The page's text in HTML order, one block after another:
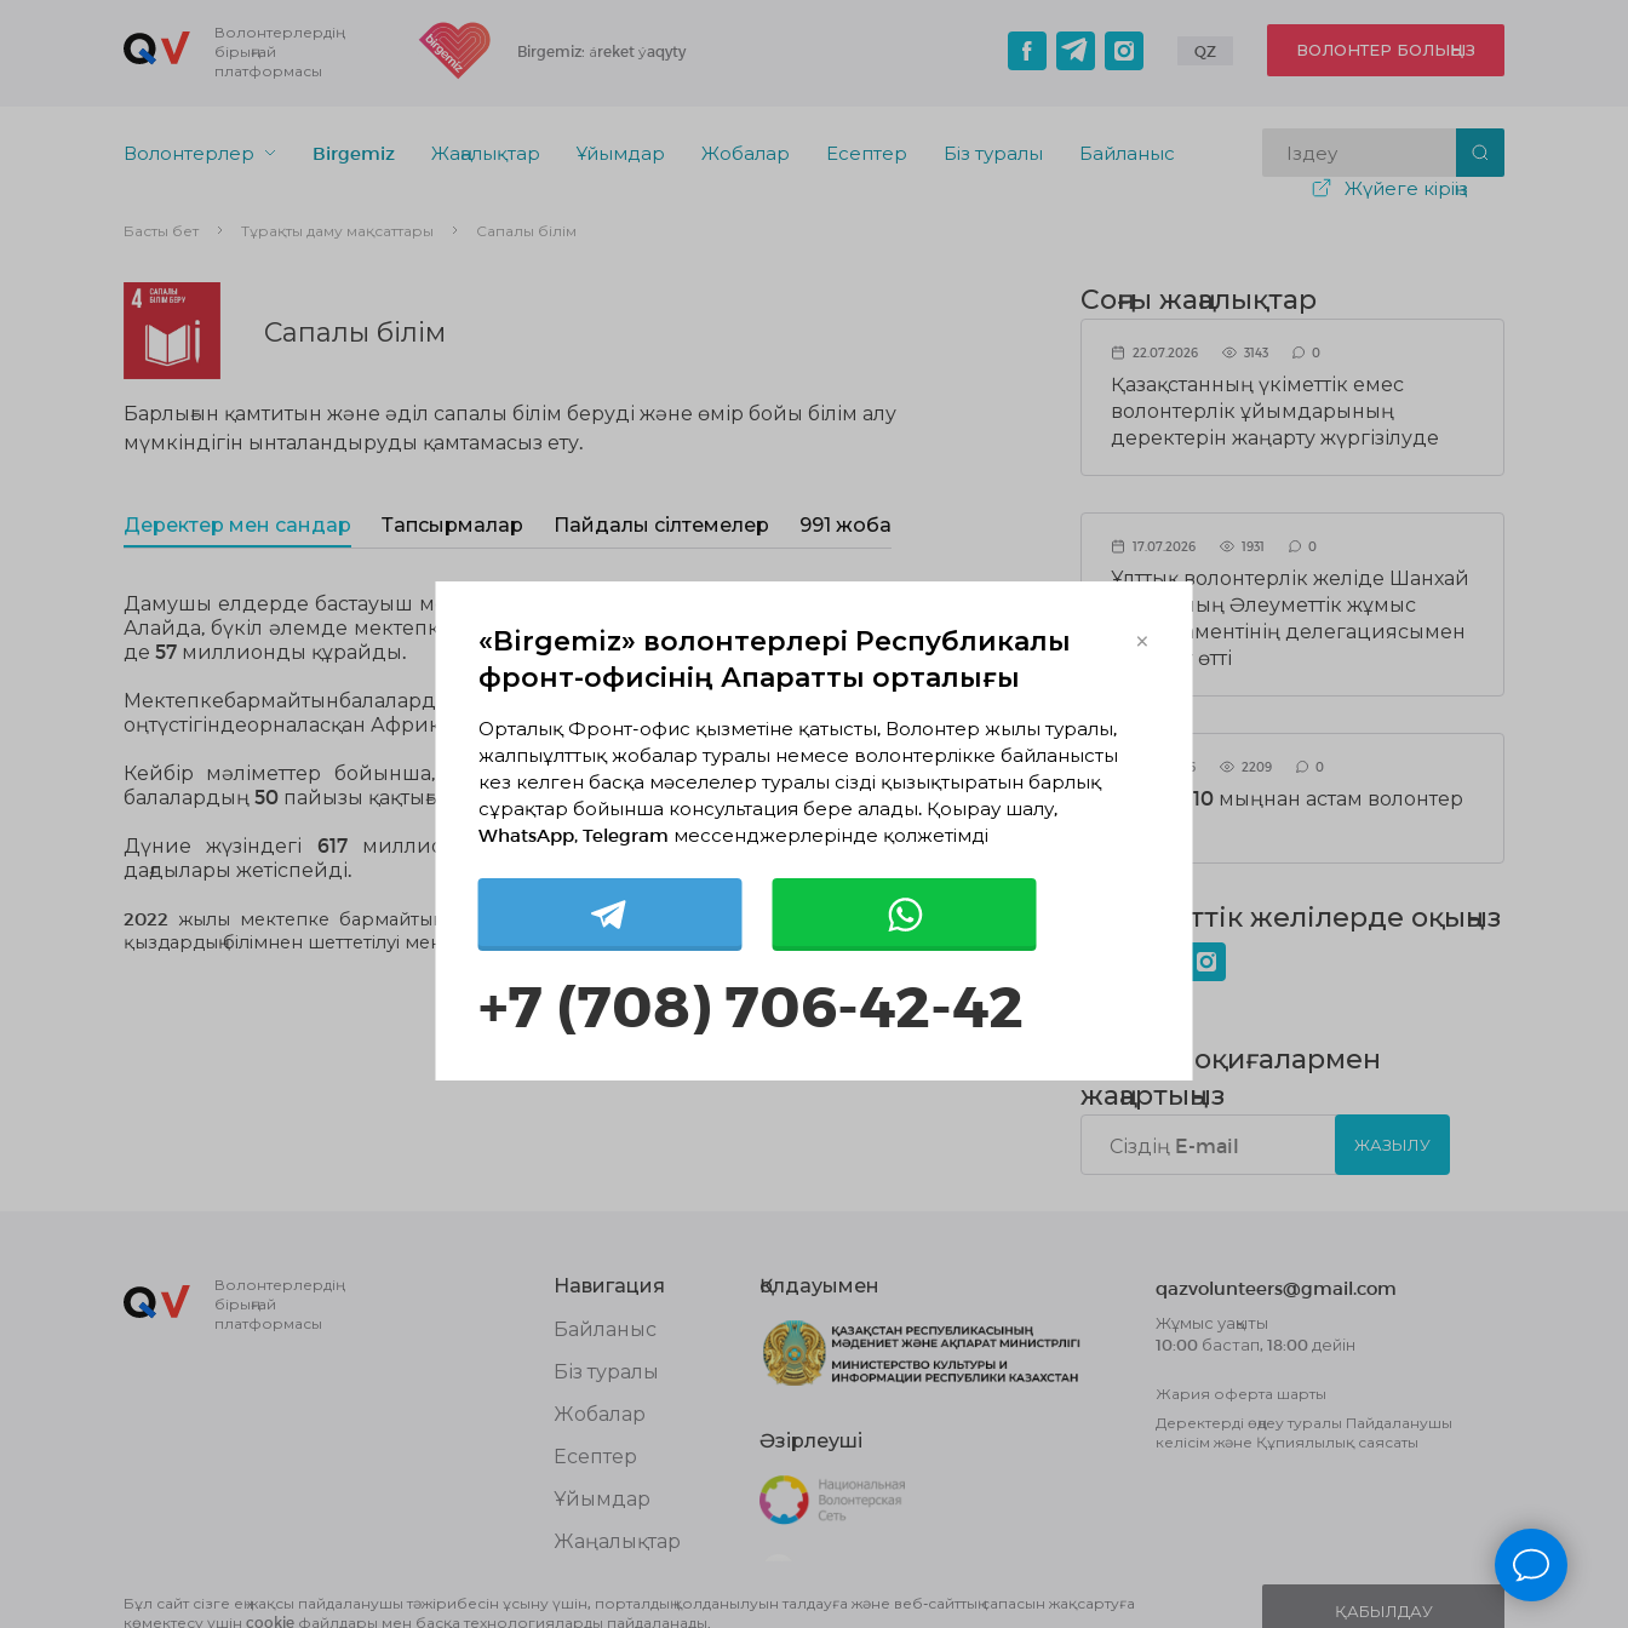
Волонтерлердің
бірыңғай
платформасы
Birgemiz: áreket ýaqyty QZ ВОЛОНТЕР БОЛЫҢЫЗ
Волонтерлер Birgemiz Жаңалықтар Ұйымдар Жобалар Есептер Біз туралы
Байланыс
Жүйеге кіріңіз
Басты бет Тұрақты даму мақсаттары Сапалы білім
Сапалы білім
Барлығын қамтитын және әділ сапалы білім беруді және өмір бойы білім алу
мүмкіндігін ынталандыруды қамтамасыз ету.
Деректер мен сандар Тапсырмалар Пайдалы сілтемелер 991 жоба
Дамушы елдерде бастауыш мектеппен қамтылған балалардың саны 91 пайызға жетті.
Алайда, бүкіл әлемде мектепке бармайтын мектеп жасындағы балалардың саны әлі
де 57 миллионды құрайды.
Мектепкебармайтынбалалардыңжартысынан көбі Сахараның
оңтүстігіндеорналасқан Африка елдеріндетұрады.
Кейбір мәліметтер бойынша, мектепке бармайтын бастауыш мектеп жасындағы
балалардың 50 пайызы қақтығыстар салдарынан зардап шеккен аудандарда тұрады.
Дүние жүзіндегі 617 миллион жастарға математика мен сауаттылықтың негізгі
дағдылары жетіспейді.
2022 жылы мектепке бармайтын балалардың саны 250 миллионға дейін өсті. Бұл көбіне
қыздардың білімнен шеттетілуі мен Ауғанстандағы дағдарысқа байланысты болды.
Соңғы жаңалықтар
22.07.2026 3143 0
Қазақстанның үкіметтік емес
волонтерлік ұйымдарының
деректерін жаңарту жүргізілуде
17.07.2026 1931 0
Ұлттық волонтерлік желіде Шанхай
қаласының Әлеуметтік жұмыс
департаментінің делегациясымен
кездесу өтті
15.07.2026 2209 0
СҚО-да 10 мыңнан астам волонтер
Әлеуметтік желілерде оқыңыз
Барлық оқиғалармен
жаңартыңыз
ЖАЗЫЛУ
Волонтерлердің
бірыңғай
платформасы
© Волонтерлердің біріңғай платформасы 2018-2026
Навигация
Байланыс
Біз туралы
Жобалар
Есептер
Ұйымдар
Жаңалықтар
Қолдауымен
Әзірлеуші
qazvolunteers@gmail.com
Жұмыс уақыты
10:00 бастап, 18:00 дейін
Жария оферта шарты
Деректерді өңдеу туралы Пайдаланушы
келісім және Құпиялылық саясаты
Бұл сайт сізге ең жақсы пайдаланушы тәжірибесін ұсыну үшін, порталдың қолданылуын талдауға және веб-сайттың сапасын жақсартуға
көмектесу үшін cookie файлдары мен басқа технологияларды пайдаланады.
ҚАБЫЛДАУ
«Birgemiz» волонтерлері Республикалық
фронт-офисінің Ақпараттық орталығы
×
Орталық Фронт-офис қызметіне қатысты, Волонтер жылы туралы,
жалпыұлттық жобалар туралы немесе волонтерлікке байланысты
кез келген басқа мәселелер туралы сізді қызықтыратын барлық
сұрақтар бойынша консультация бере алады. Қоңырау шалу,
WhatsApp, Telegram мессенджерлерінде қолжетімді
+7 (708) 706-42-42